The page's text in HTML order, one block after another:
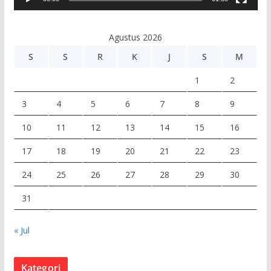
Agustus 2026
S
S R K J S M
1 2
3 4 5 6 7 8 9
10 11 12 13 14 15 16
17 18 19 20 21 22 23
24 25 26 27 28 29 30
31
« Jul
Kategori